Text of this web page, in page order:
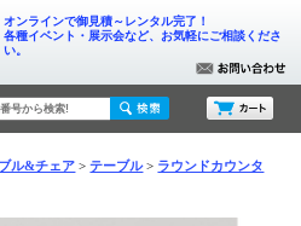
オンラインで御見積～レンタル完了！
各種イベント・展示会など、お気軽にご相談くださ
い。
ル&チェア テーブル
ラウンドカウンタ